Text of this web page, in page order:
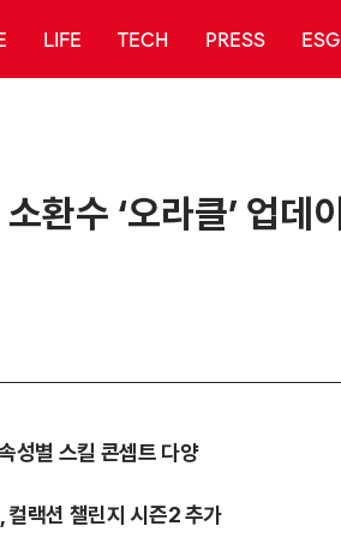
LIFE TECH PRESS ESG
환수 ‘오라클’ 업데
성별 스킬 콘셉트 다양
컬랙션 챌린지 시즌2 추가